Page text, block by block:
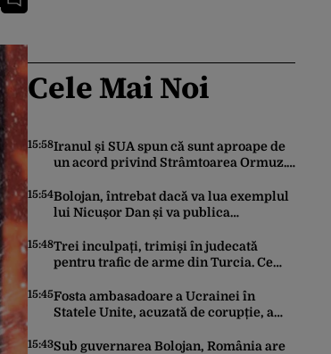
Cele Mai Noi
15:58Iranul și SUA spun că sunt aproape de
un acord privind Strâmtoarea Ormuz.
ambele părți
15:54Bolojan, întrebat dacă va lua exemplul
lui Nicușor Dan și va publica
de viață. Ce răspuns a dat premierul
demis
15:48Trei inculpați, trimiși în judecată
pentru trafic de arme din Turcia. Ce
15:45Fosta ambasadoare a Ucrainei în
Statele Unite, acuzată de corupție, a
îi sunt impuse
15:43Sub guvernarea Bolojan, România are